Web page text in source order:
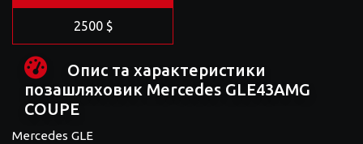
2500 $
Опис та характеристики
позашляховик Mercedes GLE43AMG
COUPE
Mercedes GLE